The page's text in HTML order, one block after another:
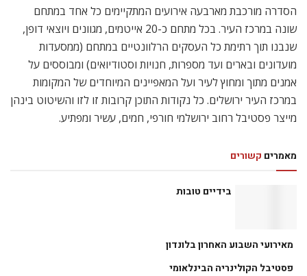
הסדרה מורכבת מארבעה אירועים המתקיימים כל אחד במתחם
שונה במרכז העיר. בכל מתחם כ-20 אייטמים, מגוונים ויוצאי דופן,
שנבנו תוך רתימת כל העסקים הרלוונטיים במתחם (ממסעדות
מועדונים ובארים ועד מספרות, חנויות וסטודיואים) ומבוססים על
אמנים מתוך ומחוץ לעיר ועל המאפיינים המיוחדים של המקומות
במרכז העיר ירושלים. כל נקודות התוכן קרובות זו לזו והשיטוט בינהן
מייצר פסטיבל רחוב ירושלמי חורפי, חמים, עשיר ומפתיע.
מאמרים קשורים
בידיים טובות
מאירועי השבוע האחרון בלונדון
פסטיבל הקולינריה הבינלאומי